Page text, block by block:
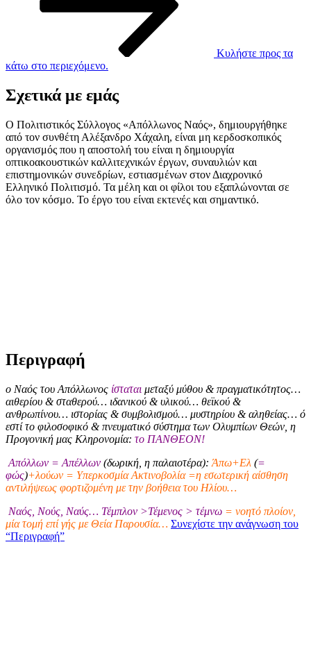
Κυλήστε προς τα
κάτω στο περιεχόμενο.
Σχετικά με εμάς
Ο Πολιτιστικός Σύλλογος «Απόλλωνος Ναός», δημιουργήθηκε
από τον συνθέτη Αλέξανδρο Χάχαλη, είναι μη κερδοσκοπικός
οργανισμός που η αποστολή του είναι η δημιουργία
οπτικοακουστικών καλλιτεχνικών έργων, συναυλιών και
επιστημονικών συνεδρίων, εστιασμένων στον Διαχρονικό
Ελληνικό Πολιτισμό. Τα μέλη και οι φίλοι του εξαπλώνονται σε
όλο τον κόσμο. Το έργο του είναι εκτενές και σημαντικό.
Περιγραφή
ο Ναός του Απόλλωνος ίσταται μεταξύ μύθου & πραγματικότητος…
αιθερίου & σταθερού… ιδανικού & υλικού… θεϊκού &
ανθρωπίνου… ιστορίας & συμβολισμού… μυστηρίου & αληθείας… ό
εστί το φιλοσοφικό & πνευματικό σύστημα των Ολυμπίων Θεών, η
Προγονική μας Κληρονομία: το ΠΑΝΘΕΟΝ!
Απόλλων = Απέλλων (δωρική, η παλαιοτέρα): Άπω+Ελ (=
φώς)+λούων = Υπερκοσμία Ακτινοβολία =η εσωτερική αίσθηση
αντιλήψεως φορτιζομένη με την βοήθεια του Ηλίου…
Ναός, Νούς, Ναύς… Τέμπλον >Τέμενος > τέμνω = νοητό πλοίον,
μία τομή επί γής με Θεία Παρουσία… Συνεχίστε την ανάγνωση του
“Περιγραφή”